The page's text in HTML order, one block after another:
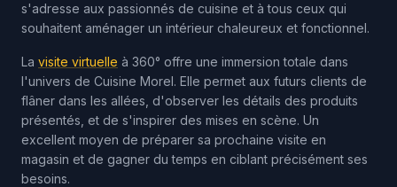
s'adresse aux passionnés de cuisine et à tous ceux qui
souhaitent aménager un intérieur chaleureux et fonctionnel.
La visite virtuelle à 360° offre une immersion totale dans
l'univers de Cuisine Morel. Elle permet aux futurs clients de
flâner dans les allées, d'observer les détails des produits
présentés, et de s'inspirer des mises en scène. Un
excellent moyen de préparer sa prochaine visite en
magasin et de gagner du temps en ciblant précisément ses
besoins.